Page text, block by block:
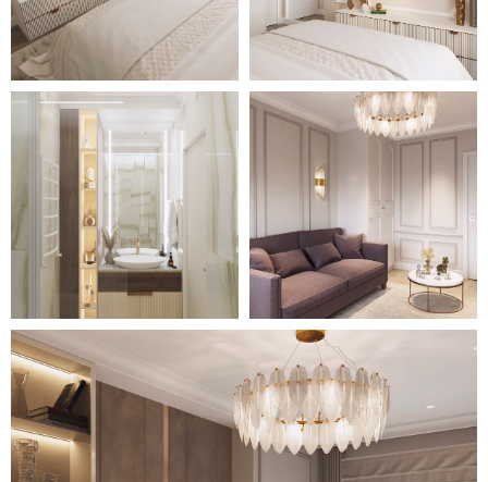
использование неординарных и,
порой, роскошных
осветительных приборов.
Люстры, бра с золотой
отделкой привносят в интерьер
особую атмосферу.